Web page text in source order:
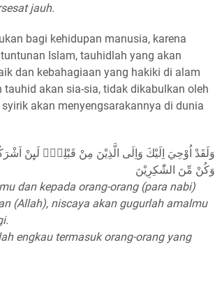
jauh.
bagi kehidupan manusia, karena
Islam, tauhidlah yang akan
dan kebahagiaan yang hakiki di alam
akan sia-sia, tidak dikabulkan oleh
akan menyengsarakannya di dunia
وَلَقَدْ اُوْحِيَ اِلَيْكَ وَاِلَى الَّذِيْنَ مِنْ قَبْلِكَۚ لَىِٕنْ
وَكُنْ مِّنَ الشّٰكِرِيْنَ
dan kepada orang-orang (para nabi)
(Allah), niscaya akan gugurlah amalmu
engkau termasuk orang-orang yang